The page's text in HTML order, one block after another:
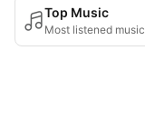
Top Music
Most listened music